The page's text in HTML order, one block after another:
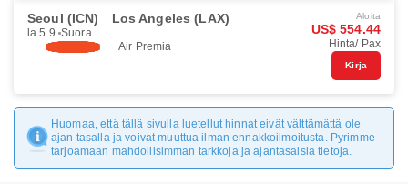
Seoul (ICN) Los Angeles (LAX)
la 5.9. Suora
Air Premia
Aloita
US$ 554.44
Hinta/ Pax
Kirja
Huomaa, että tällä sivulla luetellut hinnat eivät välttämättä ole
ajan tasalla ja voivat muuttua ilman ennakkoilmoitusta. Pyrimme
tarjoamaan mahdollisimman tarkkoja ja ajantasaisia tietoja.